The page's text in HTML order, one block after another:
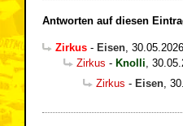
Antworten auf diesen
Zirkus - Eisen
Zirkus - Knolli
Zirkus - Eisen